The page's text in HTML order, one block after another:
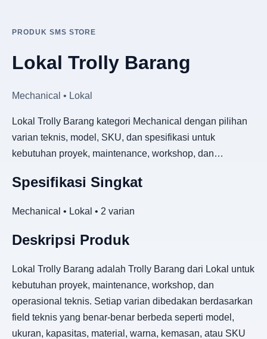
PRODUK SMS STORE
Lokal Trolly Barang
Mechanical • Lokal
Lokal Trolly Barang kategori Mechanical dengan pilihan
varian teknis, model, SKU, dan spesifikasi untuk
kebutuhan proyek, maintenance, workshop, dan…
Spesifikasi Singkat
Mechanical • Lokal • 2 varian
Deskripsi Produk
Lokal Trolly Barang adalah Trolly Barang dari Lokal untuk
kebutuhan proyek, maintenance, workshop, dan
operasional teknis. Setiap varian dibedakan berdasarkan
field teknis yang benar-benar berbeda seperti model,
ukuran, kapasitas, material, warna, kemasan, atau SKU